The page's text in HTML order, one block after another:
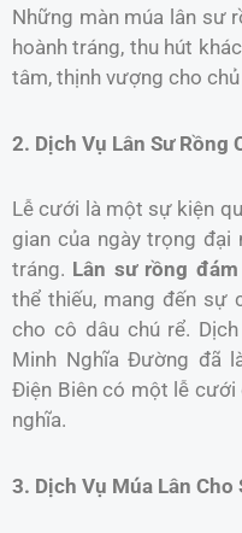
Những màn múa lân sư
hoành tráng, thu hút
tâm, thịnh vượng cho
2. Dịch Vụ Lân Sư Rồng
Lễ cưới là một sự kiện
gian của ngày trọng đại
tráng. Lân sư rồng
thể thiếu, mang đến sự
cho cô dâu chú rể.
Minh Nghĩa Đường đã
Điện Biên có một lễ cưới
nghĩa.
3. Dịch Vụ Múa Lân Cho